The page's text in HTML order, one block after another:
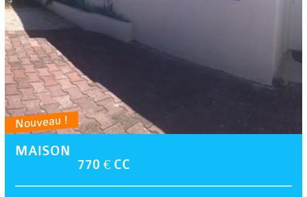
Nouveau !
MAISON
770 € CC